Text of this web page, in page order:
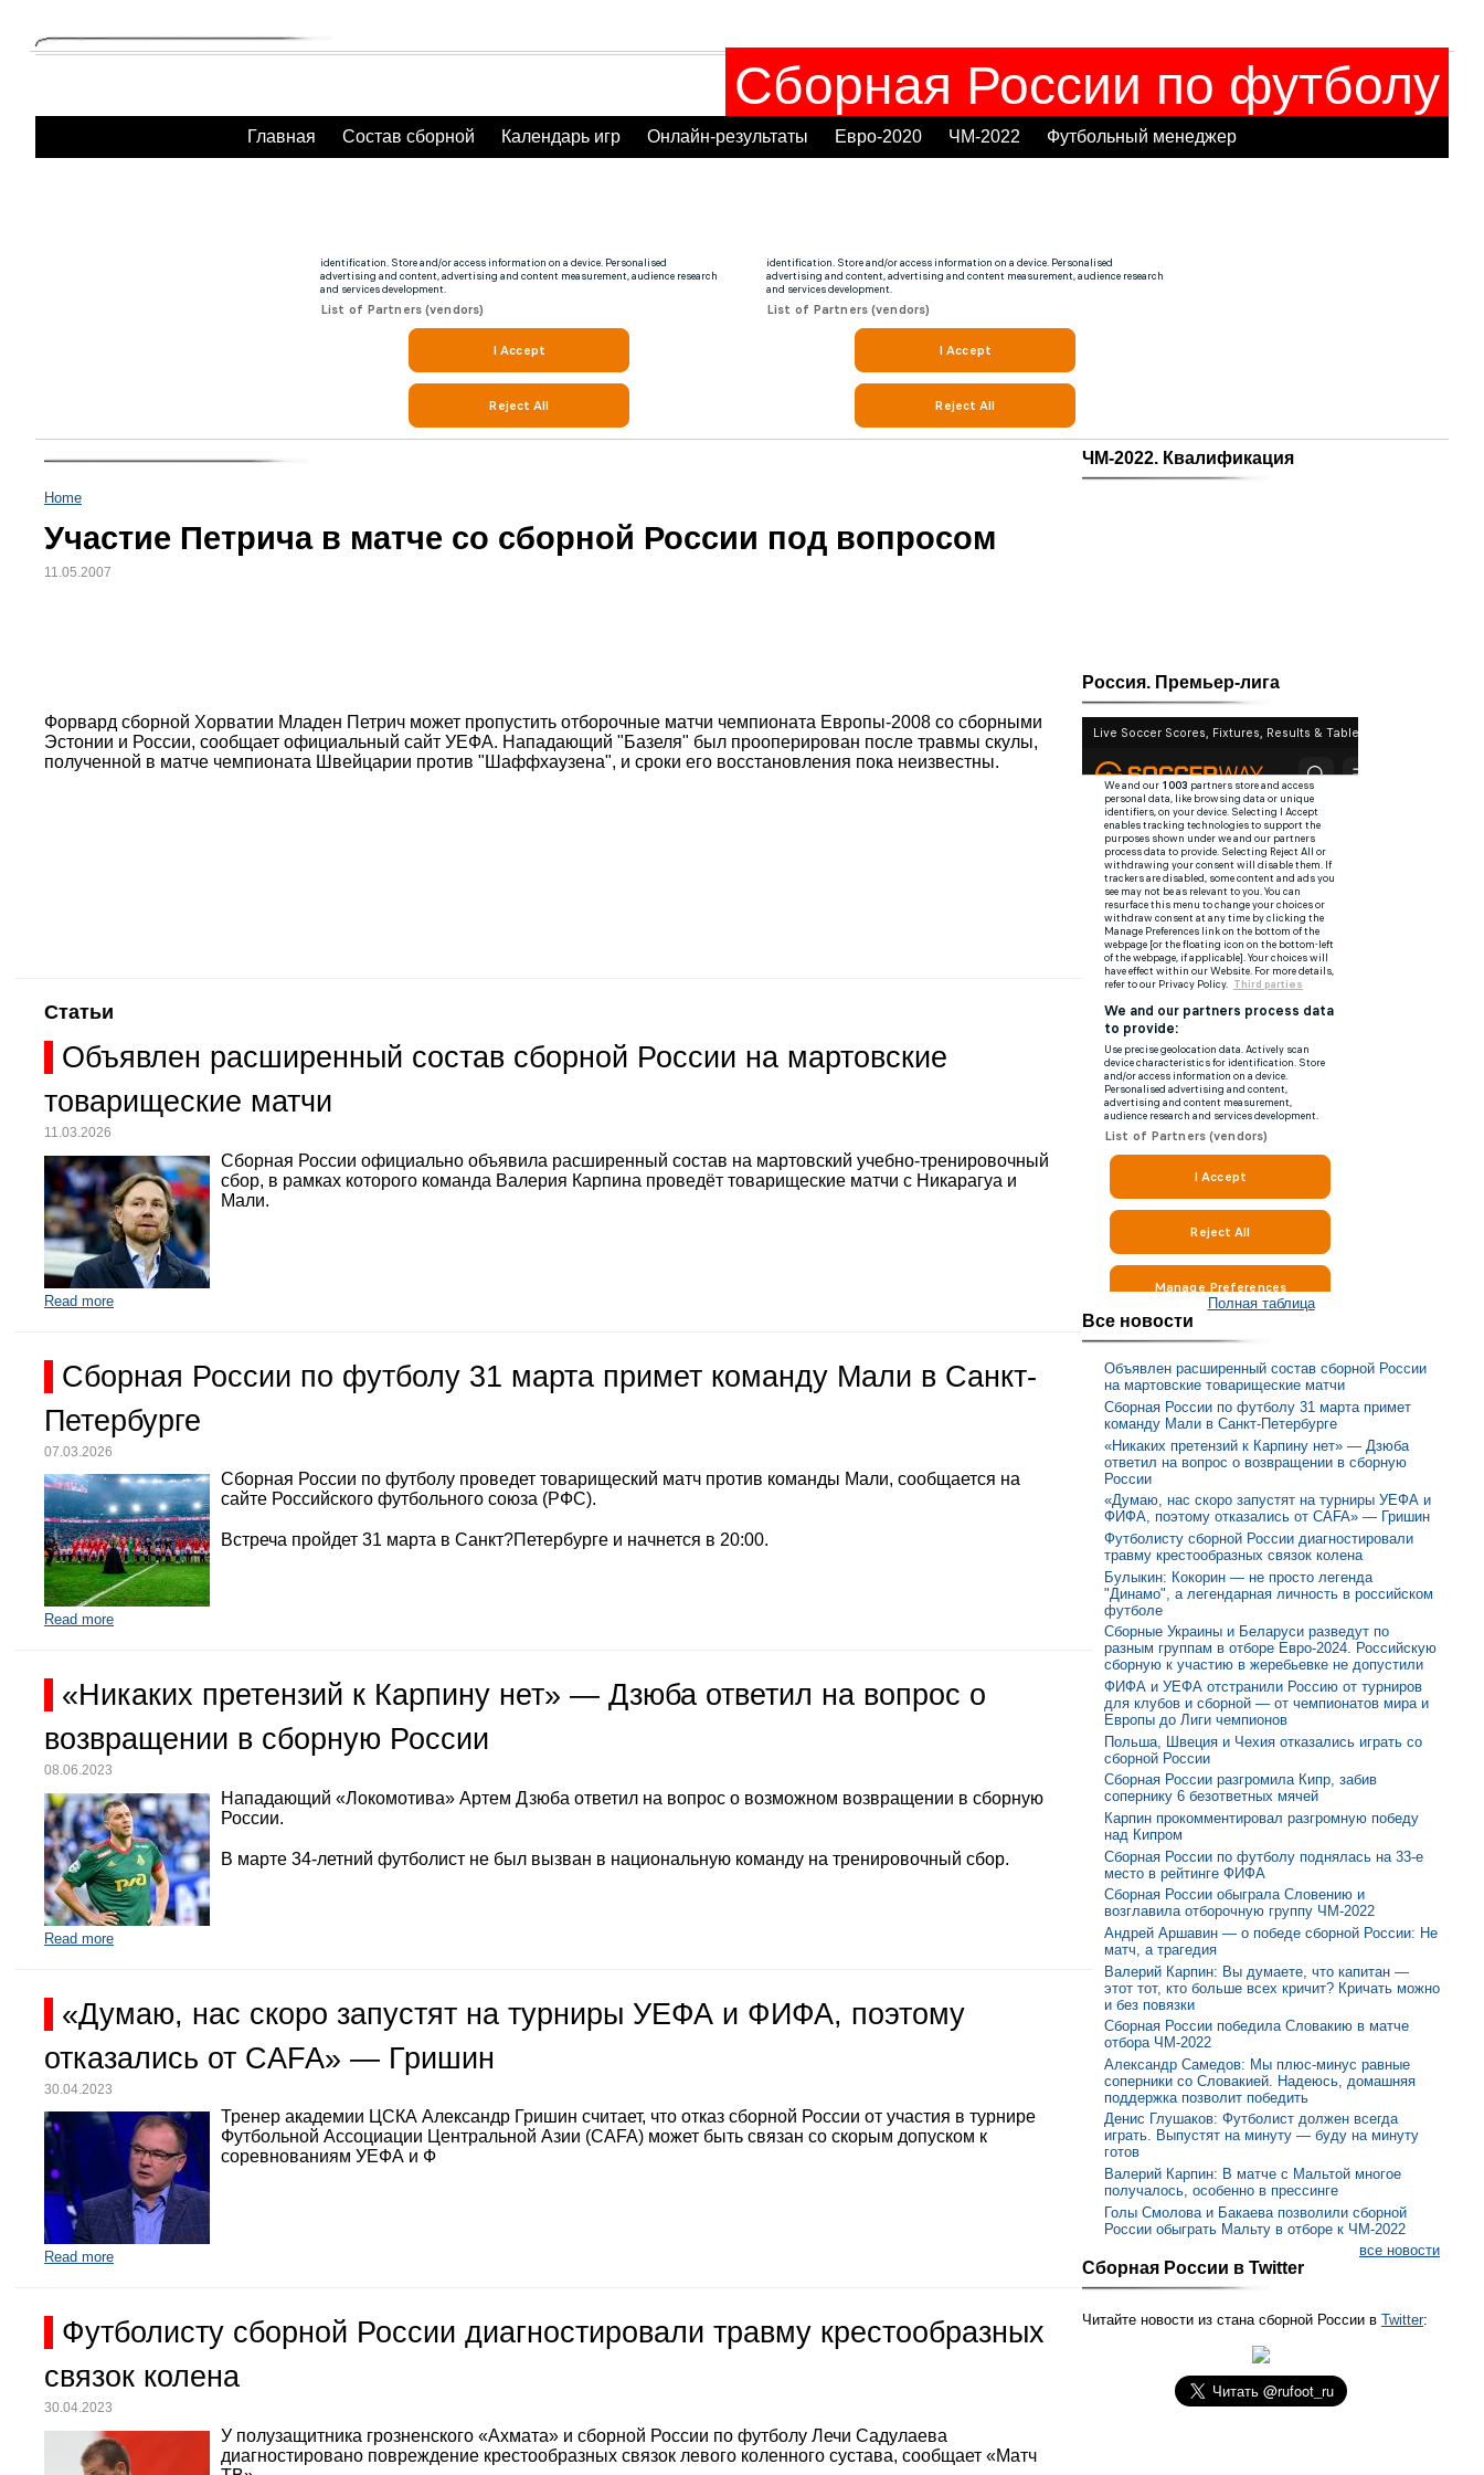
Сборная России по футболу
Главная Состав сборной Календарь игр Онлайн-результаты Евро-2020 ЧМ-2022 Футбольный менеджер
Home
Участие Петрича в матче со сборной России под вопросом
11.05.2007
Форвард сборной Хорватии Младен Петрич может пропустить отборочные матчи чемпионата Европы-2008 со сборными
Эстонии и России, сообщает официальный сайт УЕФА. Нападающий "Базеля" был прооперирован после травмы скулы,
полученной в матче чемпионата Швейцарии против "Шаффхаузена", и сроки его восстановления пока неизвестны.
Статьи
Объявлен расширенный состав сборной России на мартовские
товарищеские матчи
11.03.2026
Сборная России официально объявила расширенный состав на мартовский учебно-тренировочный
сбор, в рамках которого команда Валерия Карпина проведёт товарищеские матчи с Никарагуа и
Мали.
Read more
Сборная России по футболу 31 марта примет команду Мали в Санкт-
Петербурге
07.03.2026
Сборная России по футболу проведет товарищеский матч против команды Мали, сообщается на
сайте Российского футбольного союза (РФС).
Встреча пройдет 31 марта в Санкт?Петербурге и начнется в 20:00.
Read more
«Никаких претензий к Карпину нет» — Дзюба ответил на вопрос о
возвращении в сборную России
08.06.2023
Нападающий «Локомотива» Артем Дзюба ответил на вопрос о возможном возвращении в сборную
России.
В марте 34-летний футболист не был вызван в национальную команду на тренировочный сбор.
Read more
«Думаю, нас скоро запустят на турниры УЕФА и ФИФА, поэтому
отказались от CAFA» — Гришин
30.04.2023
Тренер академии ЦСКА Александр Гришин считает, что отказ сборной России от участия в турнире
Футбольной Ассоциации Центральной Азии (CAFA) может быть связан со скорым допуском к
соревнованиям УЕФА и Ф
Read more
Футболисту сборной России диагностировали травму крестообразных
связок колена
30.04.2023
У полузащитника грозненского «Ахмата» и сборной России по футболу Лечи Садулаева
диагностировано повреждение крестообразных связок левого коленного сустава, сообщает «Матч
ЧМ-2022. Квалификация
Россия. Премьер-лига
Полная таблица
Все новости
Объявлен расширенный состав сборной России
на мартовские товарищеские матчи
Сборная России по футболу 31 марта примет
команду Мали в Санкт-Петербурге
«Никаких претензий к Карпину нет» — Дзюба
ответил на вопрос о возвращении в сборную
России
«Думаю, нас скоро запустят на турниры УЕФА и
ФИФА, поэтому отказались от CAFA» — Гришин
Футболисту сборной России диагностировали
травму крестообразных связок колена
Булыкин: Кокорин — не просто легенда
"Динамо", а легендарная личность в российском
футболе
Сборные Украины и Беларуси разведут по
разным группам в отборе Евро-2024. Российскую
сборную к участию в жеребьевке не допустили
ФИФА и УЕФА отстранили Россию от турниров
для клубов и сборной — от чемпионатов мира и
Европы до Лиги чемпионов
Польша, Швеция и Чехия отказались играть со
сборной России
Сборная России разгромила Кипр, забив
сопернику 6 безответных мячей
Карпин прокомментировал разгромную победу
над Кипром
Сборная России по футболу поднялась на 33-е
место в рейтинге ФИФА
Сборная России обыграла Словению и
возглавила отборочную группу ЧМ-2022
Андрей Аршавин — о победе сборной России: Не
матч, а трагедия
Валерий Карпин: Вы думаете, что капитан —
этот тот, кто больше всех кричит? Кричать можно
и без повязки
Сборная России победила Словакию в матче
отбора ЧМ-2022
Александр Самедов: Мы плюс-минус равные
соперники со Словакией. Надеюсь, домашняя
поддержка позволит победить
Денис Глушаков: Футболист должен всегда
играть. Выпустят на минуту — буду на минуту
готов
Валерий Карпин: В матче с Мальтой многое
получалось, особенно в прессинге
Голы Смолова и Бакаева позволили сборной
России обыграть Мальту в отборе к ЧМ-2022
все новости
Сборная России в Twitter
Читайте новости из стана сборной России в Twitter: